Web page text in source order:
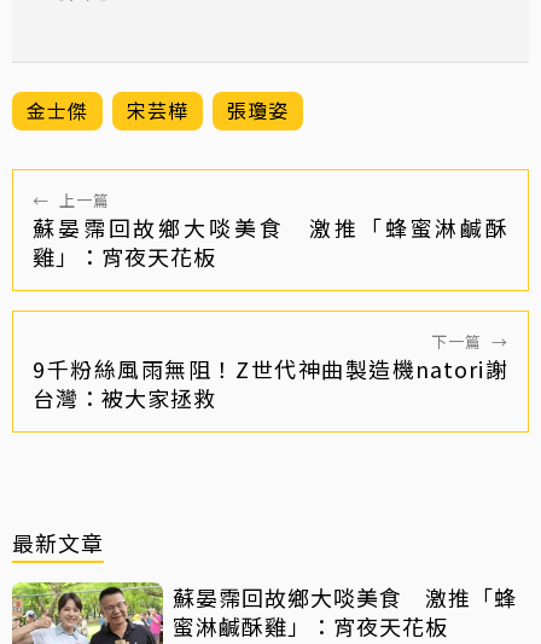
金士傑 宋芸樺 張瓊姿
← 上一篇
蘇晏霈回故鄉大啖美食 激推「蜂蜜淋鹹酥
雞」：宵夜天花板
下一篇 →
9千粉絲風雨無阻！Z世代神曲製造機natori謝
台灣：被大家拯救
最新文章
蘇晏霈回故鄉大啖美食 激推「蜂
蜜淋鹹酥雞」：宵夜天花板